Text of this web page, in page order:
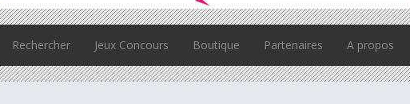
Rechercher Jeux Concours Boutique Partenaires A propos